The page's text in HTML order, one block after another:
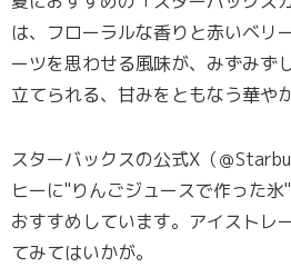
は、フローラルな香りと赤いベリ
ーツを思わせる風味が、みずみず
立てられる、甘みをともなう華や
スターバックスの公式X（＠
ヒーに"りんごジュースで作った
おすすめしています。アイストレ
てみてはいかが。